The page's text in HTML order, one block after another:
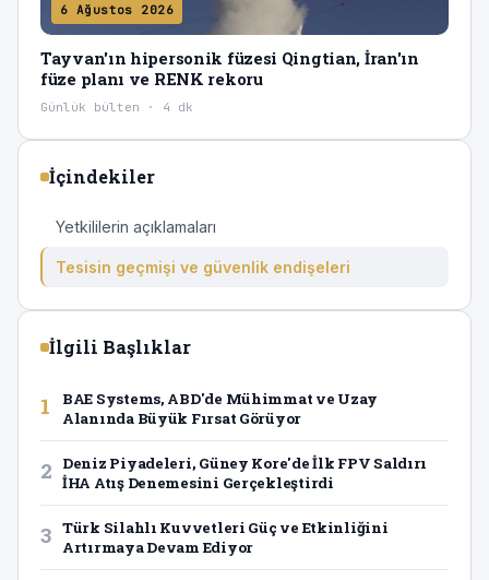
6 Ağustos 2026
Tayvan'ın hipersonik füzesi Qingtian, İran'ın
füze planı ve RENK rekoru
Günlük bülten · 4 dk
İçindekiler
Yetkililerin açıklamaları
Tesisin geçmişi ve güvenlik endişeleri
İlgili Başlıklar
1
BAE Systems, ABD'de Mühimmat ve Uzay
Alanında Büyük Fırsat Görüyor
2
Deniz Piyadeleri, Güney Kore'de İlk FPV Saldırı
İHA Atış Denemesini Gerçekleştirdi
3 Türk Silahlı Kuvvetleri Güç ve Etkinliğini
Artırmaya Devam Ediyor